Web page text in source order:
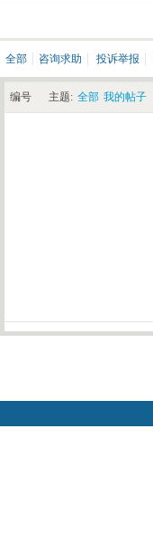
全部 咨询求助 投诉举报
编号 主题: 全部 我的帖子